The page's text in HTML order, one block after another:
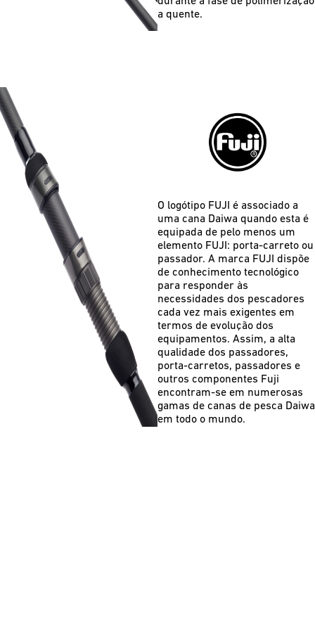
a quente.
O logótipo FUJI é associado a
uma cana Daiwa quando esta é
equipada de pelo menos um
elemento FUJI: porta-carreto ou
passador. A marca FUJI dispõe
de conhecimento tecnológico
para responder às
necessidades dos pescadores
cada vez mais exigentes em
termos de evolução dos
equipamentos. Assim, a alta
qualidade dos passadores,
porta-carretos, passadores e
outros componentes Fuji
encontram-se em numerosas
gamas de canas de pesca Daiwa
em todo o mundo.